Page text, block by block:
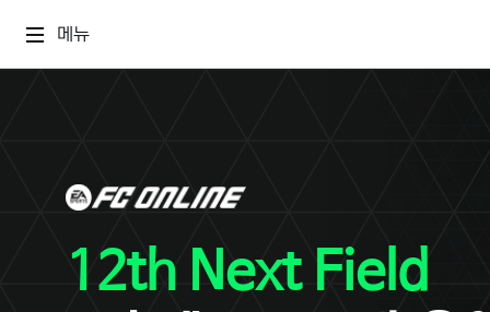
메뉴
12th Next Field